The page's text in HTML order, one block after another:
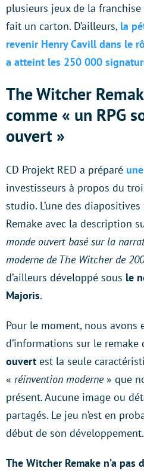
plusieurs jeux de la
fait un carton. D’ailleurs, la
revenir Henry Cavill dans le
a atteint les 250 000
The Witcher
comme « un RPG
ouvert »
CD Projekt RED a préparé
investisseurs à propos du
studio. L’une des
Remake avec la description
monde ouvert basé sur la
moderne de The Witcher de
d’ailleurs développé sous le
Majoris.
Pour le moment, nous avons
d’informations sur le remake
ouvert est la seule
« réinvention moderne » que
présent. Aucune image ou
partagés. Le jeu n’est en
début de son développement.
The Witcher Remake n’a pas